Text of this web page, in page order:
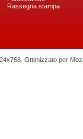
Rassegna stampa
Ottimizzato per